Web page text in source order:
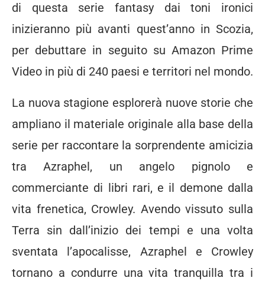
di questa serie fantasy dai toni ironici
inizieranno più avanti quest’anno in Scozia,
per debuttare in seguito su Amazon Prime
Video in più di 240 paesi e territori nel mondo.
La nuova stagione esplorerà nuove storie che
ampliano il materiale originale alla base della
serie per raccontare la sorprendente amicizia
tra Azraphel, un angelo pignolo e
commerciante di libri rari, e il demone dalla
vita frenetica, Crowley. Avendo vissuto sulla
Terra sin dall’inizio dei tempi e una volta
sventata l’apocalisse, Azraphel e Crowley
tornano a condurre una vita tranquilla tra i